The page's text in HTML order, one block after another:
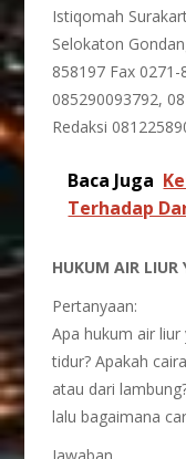
Istiqomah
Selokaton
858197 Fax
085290093792,
Redaksi
Baca Juga
Terhadap
HUKUM AIR LIUR
Pertanyaan:
Apa hukum air
tidur? Apakah
atau dari
lalu bagaimana